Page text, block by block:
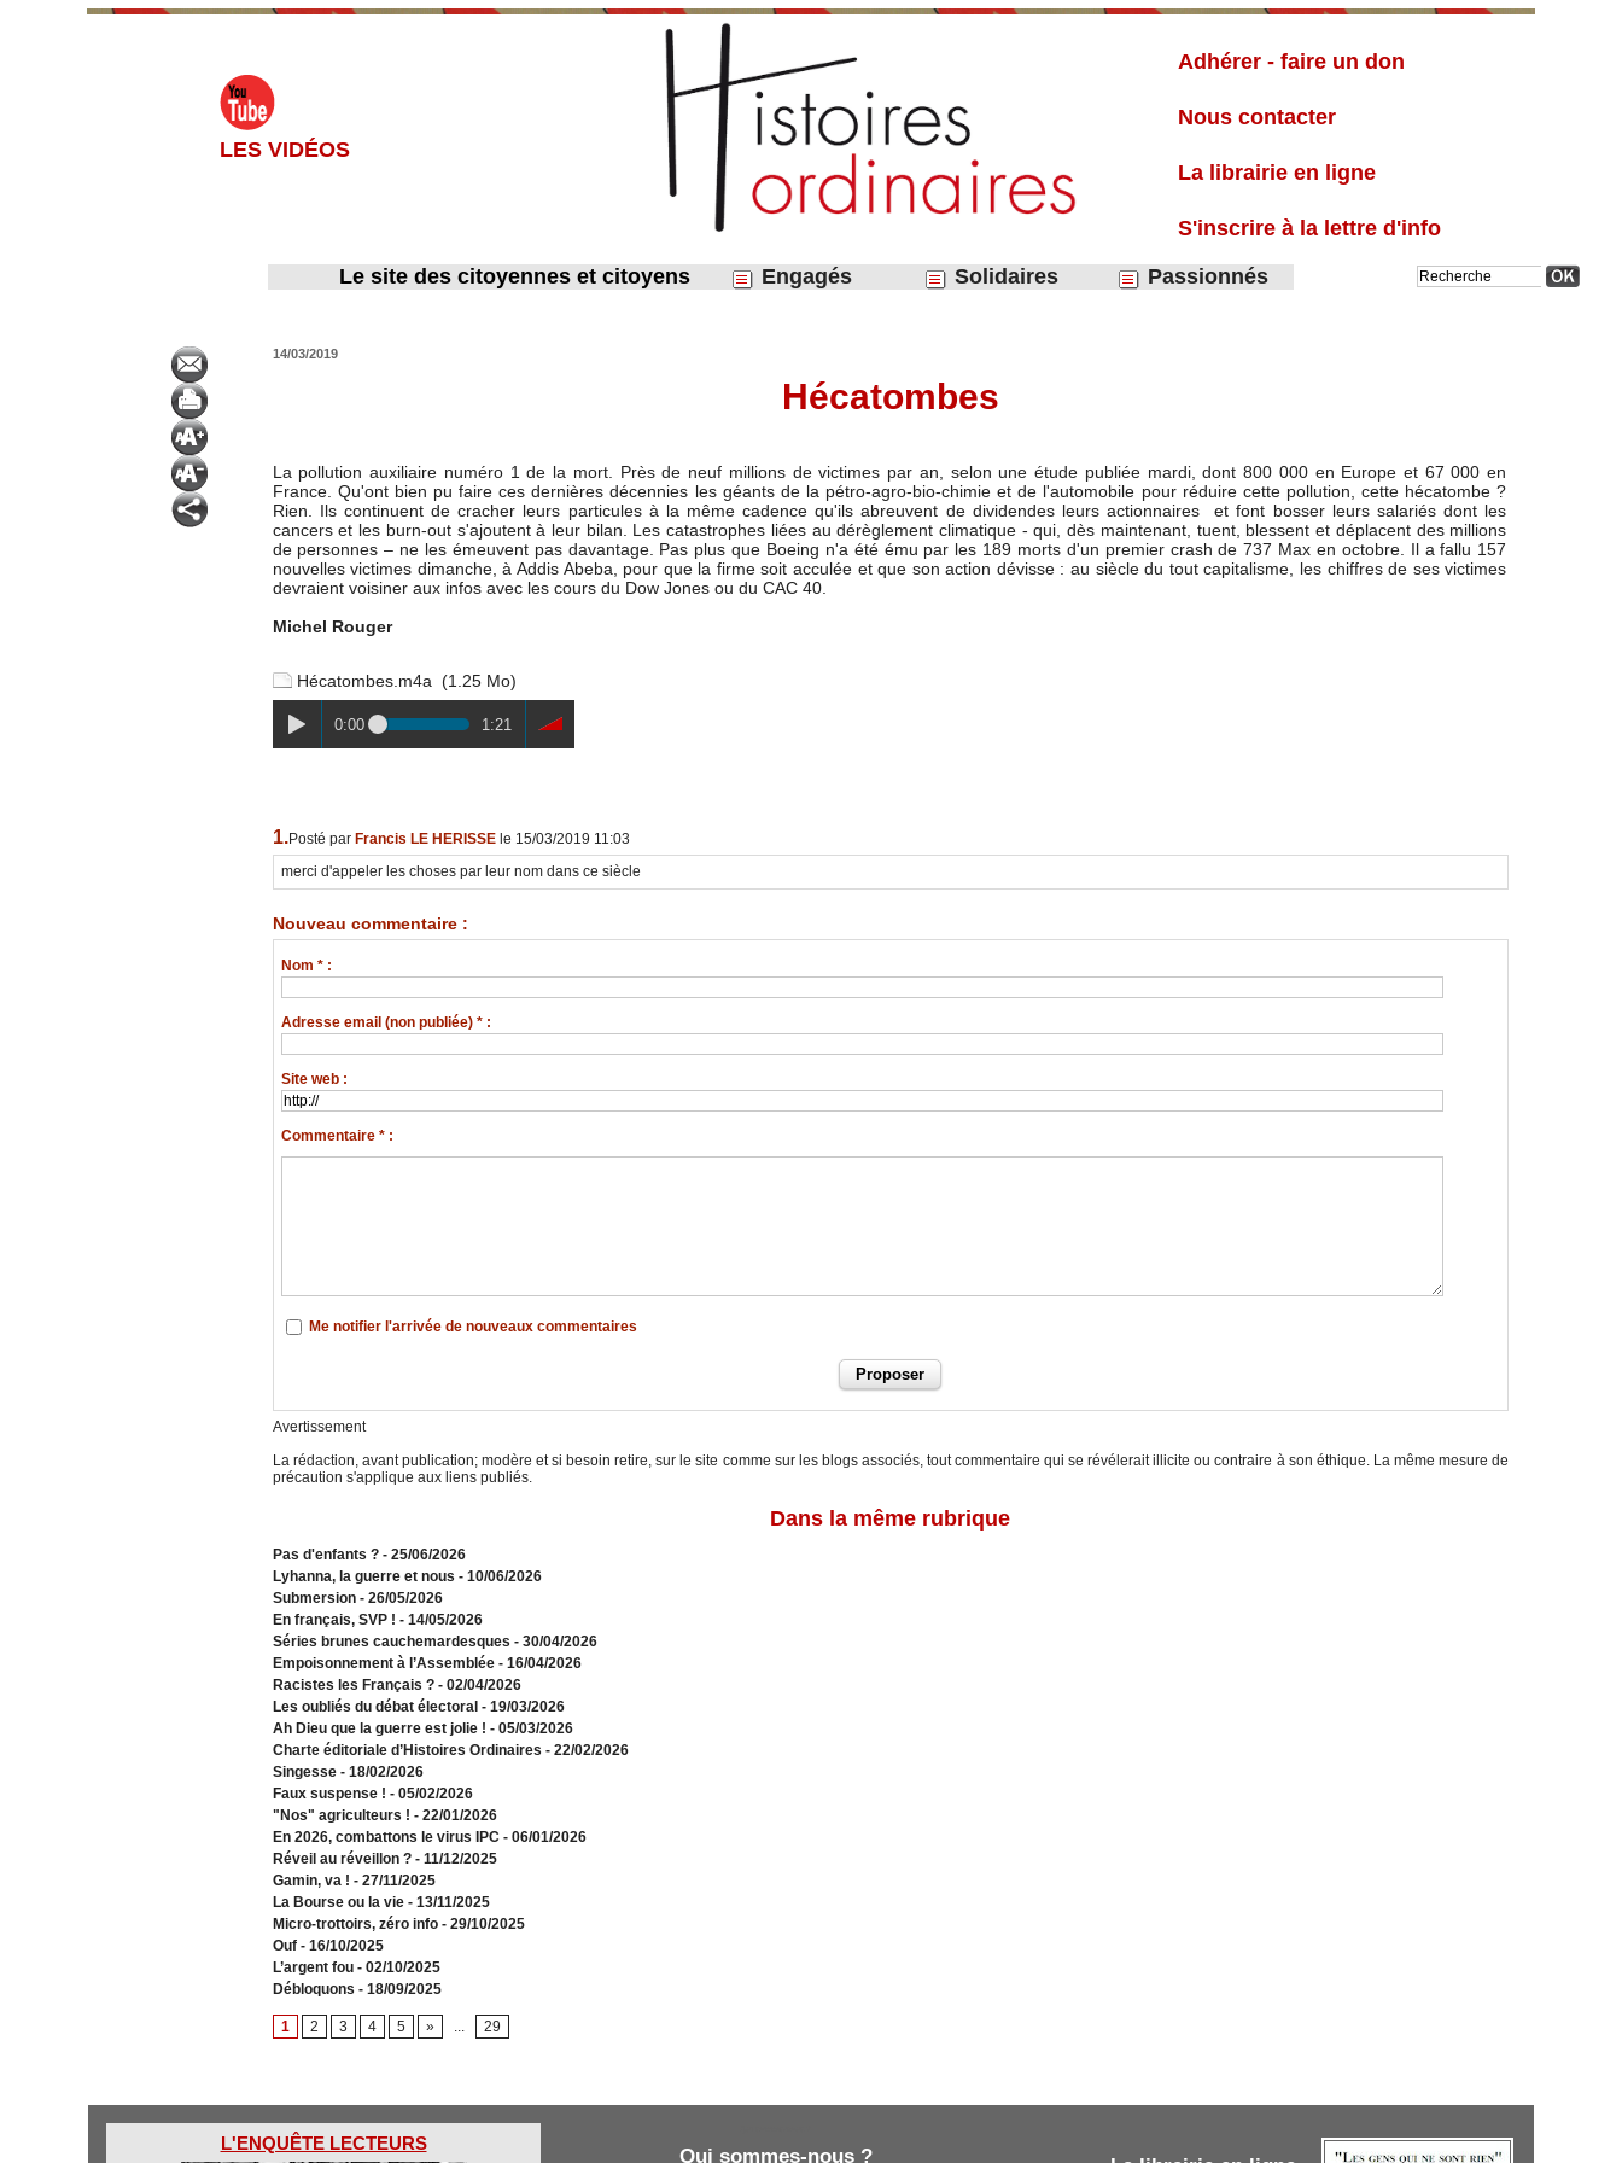
LES VIDÉOS
Adhérer - faire un don
Nous contacter
La librairie en ligne
S'inscrire à la lettre d'info
Le site des citoyennes et citoyens
Engagés Solidaires Passionnés
14/03/2019
​Hécatombes
La pollution auxiliaire numéro 1 de la mort. Près de neuf millions de victimes par an, selon une étude publiée mardi, dont 800 000 en Europe et 67 000 en
France. Qu'ont bien pu faire ces dernières décennies les géants de la pétro-agro-bio-chimie et de l'automobile pour réduire cette pollution, cette hécatombe ?
Rien. Ils continuent de cracher leurs particules à la même cadence qu'ils abreuvent de dividendes leurs actionnaires et font bosser leurs salariés dont les
cancers et les burn-out s'ajoutent à leur bilan. Les catastrophes liées au dérèglement climatique - qui, dès maintenant, tuent, blessent et déplacent des millions
de personnes – ne les émeuvent pas davantage. Pas plus que Boeing n'a été ému par les 189 morts d'un premier crash de 737 Max en octobre. Il a fallu 157
nouvelles victimes dimanche, à Addis Abeba, pour que la firme soit acculée et que son action dévisse : au siècle du tout capitalisme, les chiffres de ses victimes
devraient voisiner aux infos avec les cours du Dow Jones ou du CAC 40.
Michel Rouger
Hécatombes.m4a (1.25 Mo)
0:00 1:21
1.Posté par Francis LE HERISSE le 15/03/2019 11:03
merci d'appeler les choses par leur nom dans ce siècle
Nouveau commentaire :
Nom * :
Adresse email (non publiée) * :
Site web :
Commentaire * :
Me notifier l'arrivée de nouveaux commentaires
Avertissement
La rédaction, avant publication; modère et si besoin retire, sur le site comme sur les blogs associés, tout commentaire qui se révélerait illicite ou contraire à son éthique. La même mesure de
précaution s'applique aux liens publiés.
Dans la même rubrique
Pas d'enfants ? - 25/06/2026
​Lyhanna, la guerre et nous - 10/06/2026
Submersion - 26/05/2026
En français, SVP ! - 14/05/2026
​Séries brunes cauchemardesques - 30/04/2026
Empoisonnement à l’Assemblée­ - 16/04/2026
Racistes les Français ? - 02/04/2026
​Les oubliés du débat électoral - 19/03/2026
Ah Dieu que la guerre est jolie ! - 05/03/2026
Charte éditoriale d’Histoires Ordinaires - 22/02/2026
Singesse - 18/02/2026
Faux suspense ! - 05/02/2026
"Nos" agriculteurs ! - 22/01/2026
En 2026, combattons le virus IPC - 06/01/2026
Réveil au réveillon ? - 11/12/2025
Gamin, va ! - 27/11/2025
​La Bourse ou la vie - 13/11/2025
Micro-trottoirs, zéro info - 29/10/2025
Ouf - 16/10/2025
L’argent fou - 02/10/2025
Débloquons - 18/09/2025
1 2 3 4 5 » ... 29
L'ENQUÊTE LECTEURS
Qui sommes-nous ?